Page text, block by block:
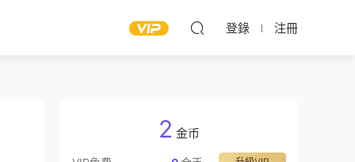
登錄 注冊
2 金币